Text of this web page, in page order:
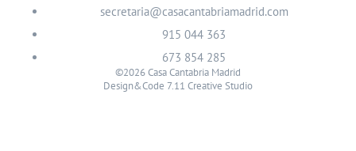
secretaria@casacantabriamadrid.com
915 044 363
673 854 285
©2026 Casa Cantabria Madrid
Design&Code 7.11 Creative Studio